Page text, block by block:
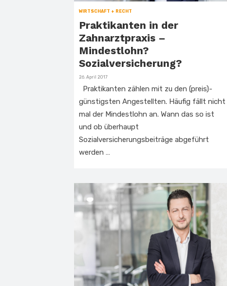
WIRTSCHAFT + RECHT
Praktikanten in der
Zahnarztpraxis –
Mindestlohn?
Sozialversicherung?
Veröffentlicht
26. April 2017
Praktikanten zählen mit zu den (preis)-
günstigsten Angestellten. Häufig fällt nicht
mal der Mindestlohn an. Wann das so ist
und ob überhaupt
Sozialversicherungsbeiträge abgeführt
werden …